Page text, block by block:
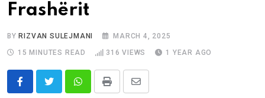
Frashërit
BY RIZVAN SULEJMANI
MARCH 4, 2025
15 MINUTES READ
316 VIEWS 1 YEAR AGO
WhatsappPrint
Share